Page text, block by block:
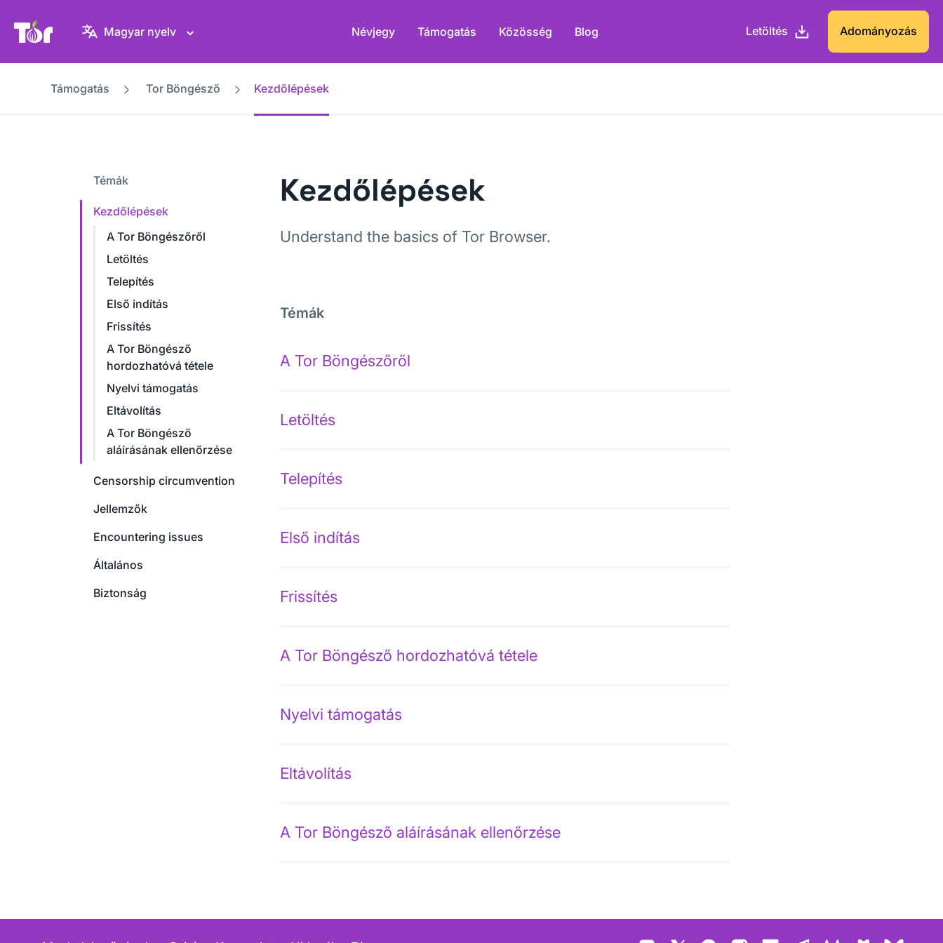
Tor Projekt weboldal
Magyar nyelv Névjegy Támogatás Közösség Blog Letöltés Adományozás
Támogatás Tor Böngésző Kezdőlépések
Témák
Kezdőlépések
A Tor Böngészőről
Letöltés
Telepítés
Első indítás
Frissítés
A Tor Böngésző
hordozhatóvá tétele
Nyelvi támogatás
Eltávolítás
A Tor Böngésző
aláírásának ellenőrzése
Censorship circumvention
Jellemzők
Encountering issues
Általános
Biztonság
Kezdőlépések
Understand the basics of Tor Browser.
Témák
A Tor Böngészőről
Letöltés
Telepítés
Első indítás
Frissítés
A Tor Böngésző hordozhatóvá tétele
Nyelvi támogatás
Eltávolítás
A Tor Böngésző aláírásának ellenőrzése